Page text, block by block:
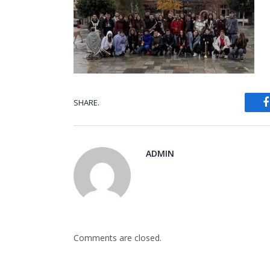
SHARE.
ADMIN
Comments are closed.